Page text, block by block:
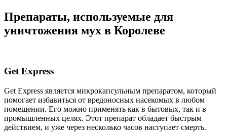
Препараты, используемые для
уничтожения мух в Королеве
Get Express
Get Express является микрокапсульным препаратом, который
помогает избавиться от вредоносных насекомых в любом
помещении. Его можно применять как в бытовых, так и в
промышленных целях. Этот препарат обладает быстрым
действием, и уже через несколько часов наступает смерть.